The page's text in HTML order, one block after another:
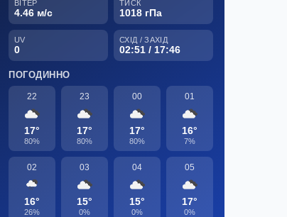
ВІТЕР
4.46 м/с
ТИСК
1018 гПа
UV
0
СХІД / ЗАХІД
02:51 / 17:46
ПОГОДИННО
22
17°
80%
23
17°
80%
00
17°
80%
01
16°
7%
02
16°
26%
03
15°
0%
04
15°
0%
05
17°
0%